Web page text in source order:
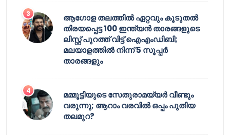
ആഗോള തലത്തിൽ ഏറ്റവും കൂടുതൽ
തിരയപ്പെട്ട 100 ഇന്ത്യൻ താരങ്ങളുടെ
ലിസ്റ്റ് പുറത്ത് വിട്ട് ഐഎംഡിബി;
മലയാളത്തിൽ നിന്ന് 5 സൂപ്പർ
താരങ്ങളും
മമ്മൂട്ടിയുടെ സേതുരാമയ്യർ വീണ്ടും
വരുന്നു; ആറാം വരവിൽ ഒപ്പം പുതിയ
തലമുറ?